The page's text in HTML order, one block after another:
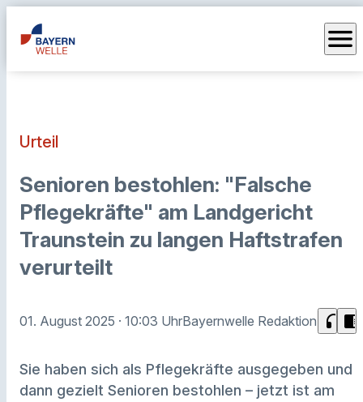
menu
Urteil
Senioren bestohlen: "Falsche
Pflegekräfte" am Landgericht
Traunstein zu langen Haftstrafen
verurteilt
01. August 2025 · 10:03 UhrBayernwelle Redaktion headphones chrome_reader_mode
Sie haben sich als Pflegekräfte ausgegeben und
dann gezielt Senioren bestohlen – jetzt ist am